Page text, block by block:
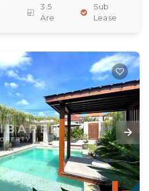
3.5
Are
Sub
Lease